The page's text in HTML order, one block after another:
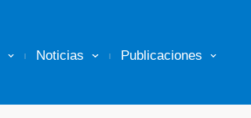
Noticias Publicaciones